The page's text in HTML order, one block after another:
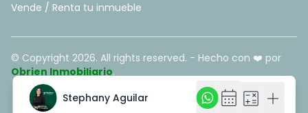
Stephany Aguilar calendar_month calculate add
Stephany Aguilar calendar_month calculate add
Vende / Renta tu inmueble
© Copyright 2026. All rights reserved. - Hecho con ❤️ por
Obrien Inmobiliario.